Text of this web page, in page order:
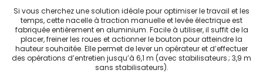
Si vous cherchez une solution idéale pour optimiser le travail et les
temps, cette nacelle à traction manuelle et levée électrique est
fabriquée entièrement en aluminium. Facile à utiliser, il suffit de la
placer, freiner les roues et actionner le bouton pour atteindre la
hauteur souhaitée. Elle permet de lever un opérateur et d’effectuer
des opérations d’entretien jusqu’à 6,1 m (avec stabilisateurs ; 3,9 m
sans stabilisateurs).